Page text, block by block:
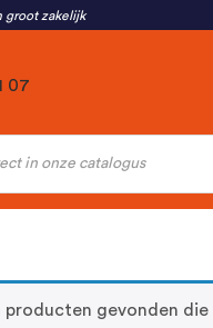
groot zakelijk
07
producten gevonden